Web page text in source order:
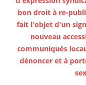
bon droit à re-
fait l'objet d'un
nouveau
communiqués
dénoncer et à